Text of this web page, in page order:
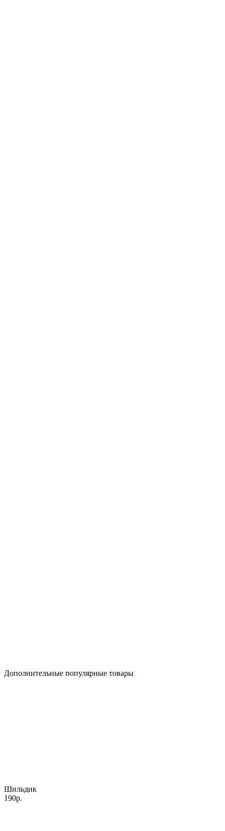
Дополнительные популярные товары
Шильдик
190р.